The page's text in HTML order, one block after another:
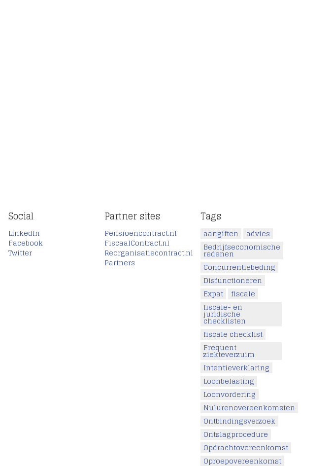
Social
LinkedIn
Facebook
Twitter
Partner sites
Pensioencontract.nl
FiscaalContract.nl
Reorganisatiecontract.nl
Partners
Tags
aangiften
advies
Bedrijfseconomische
redenen
Concurrentiebeding
Disfunctioneren
Expat
fiscale
fiscale- en
juridische
checklisten
fiscale checklist
Frequent
ziekteverzuim
Intentieverklaring
Loonbelasting
Loonvordering
Nulurenovereenkomsten
Ontbindingsverzoek
Ontslagprocedure
Opdrachtovereenkomst
Oproepovereenkomst